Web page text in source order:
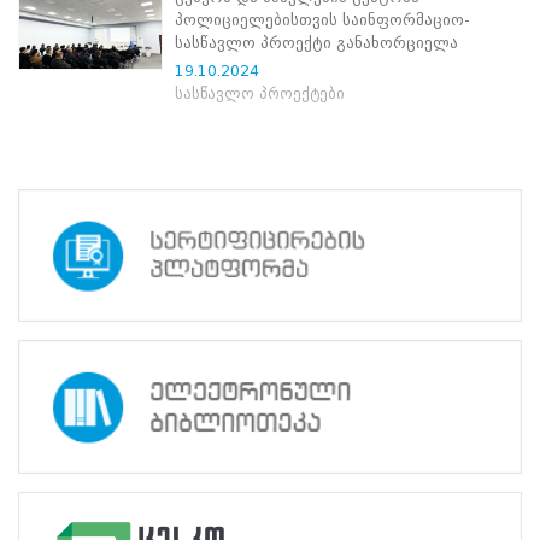
ნორმატიული
სტრატეგიული
რისკების
გენდერული
თანასწორობის
მიღწევები
ხარისხის
პოლიტიკა
სიახლეები
საჯარო
ინფორმაცია
სასწავლო
პოლიციელებისთვის საინფორმაციო-
სასწავლო პროექტი განახორციელა
19.10.2024
სასწავლო პროექტები